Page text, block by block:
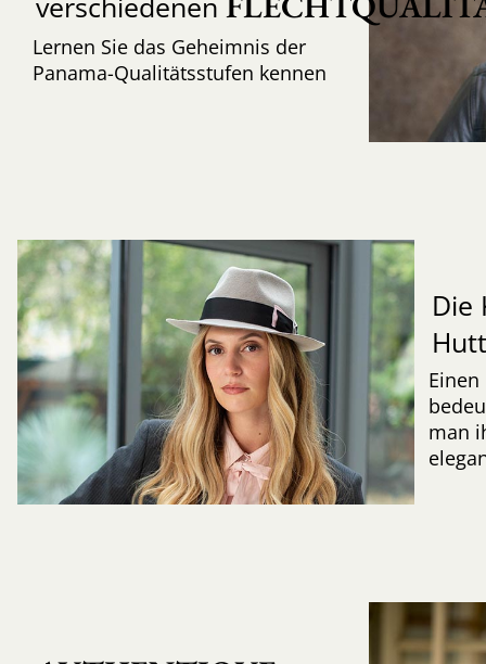
Lernen Sie das Geheimnis der
Panama-Qualitätsstufen kennen
Die
man